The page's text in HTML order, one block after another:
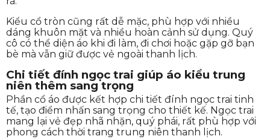
Kiểu cổ tròn cũng rất dễ mặc, phù hợp với nhiều
dáng khuôn mặt và nhiều hoàn cảnh sử dụng. Quý
cô có thể diện áo khi đi làm, đi chơi hoặc gặp gỡ bạn
bè mà vẫn giữ được vẻ ngoài thanh lịch.
Chi tiết đính ngọc trai giúp áo kiểu trung
niên thêm sang trọng
Phần cổ áo được kết hợp chi tiết đính ngọc trai tinh
tế, tạo điểm nhấn sang trọng cho thiết kế. Ngọc trai
mang lại vẻ đẹp nhã nhặn, quý phái, rất phù hợp với
phong cách thời trang trung niên thanh lịch.